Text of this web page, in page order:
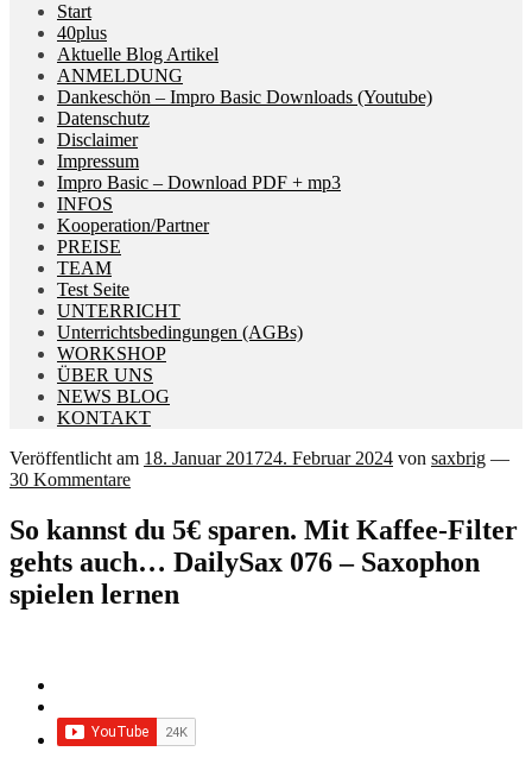
Start
40plus
Aktuelle Blog Artikel
ANMELDUNG
Dankeschön – Impro Basic Downloads (Youtube)
Datenschutz
Disclaimer
Impressum
Impro Basic – Download PDF + mp3
INFOS
Kooperation/Partner
PREISE
TEAM
Test Seite
UNTERRICHT
Unterrichtsbedingungen (AGBs)
WORKSHOP
ÜBER UNS
NEWS BLOG
KONTAKT
Veröffentlicht am 18. Januar 201724. Februar 2024 von saxbrig —
30 Kommentare
So kannst du 5€ sparen. Mit Kaffee-Filter
gehts auch… DailySax 076 – Saxophon
spielen lernen